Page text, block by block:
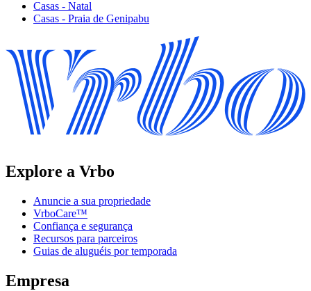
Casas - Natal
Casas - Praia de Genipabu
Explore a Vrbo
Anuncie a sua propriedade
VrboCare™
Confiança e segurança
Recursos para parceiros
Guias de aluguéis por temporada
Empresa